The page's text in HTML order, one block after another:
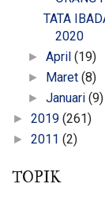
TATA
2020
►April(19)
► Maret(8)
►Januari(9)
► 2019 (261)
► 2011 (2)
TOPIK